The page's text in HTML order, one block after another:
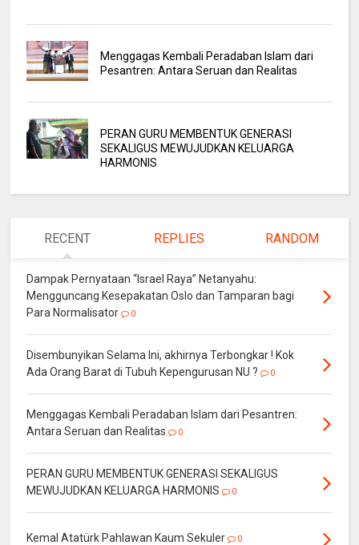
Menggagas Kembali Peradaban Islam dari
Pesantren: Antara Seruan dan Realitas
PERAN GURU MEMBENTUK GENERASI
SEKALIGUS MEWUJUDKAN KELUARGA
HARMONIS
RECENT REPLIES RANDOM
Dampak Pernyataan “Israel Raya” Netanyahu:
Mengguncang Kesepakatan Oslo dan Tamparan bagi
Para Normalisator
0
Disembunyikan Selama Ini, akhirnya Terbongkar ! Kok
Ada Orang Barat di Tubuh Kepengurusan NU ?
0
Menggagas Kembali Peradaban Islam dari Pesantren:
Antara Seruan dan Realitas
0
PERAN GURU MEMBENTUK GENERASI SEKALIGUS
MEWUJUDKAN KELUARGA HARMONIS
0
Kemal Atatürk Pahlawan Kaum Sekuler 0